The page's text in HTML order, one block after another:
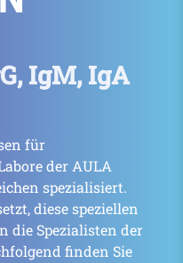
IgM, IgA
für
der AULA
spezialisiert.
diese speziellen
die Spezialisten der
finden Sie